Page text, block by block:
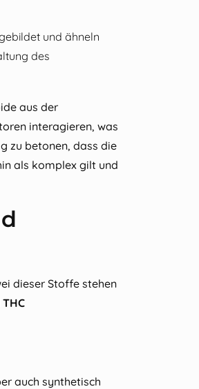
und ähneln
des
aus der
interagieren, was
zu betonen, dass die
als komplex gilt und
dieser Stoffe stehen
THC
auch synthetisch